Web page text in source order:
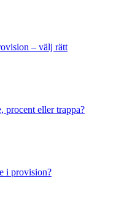
– välj rätt
procent eller trappa?
i provision?